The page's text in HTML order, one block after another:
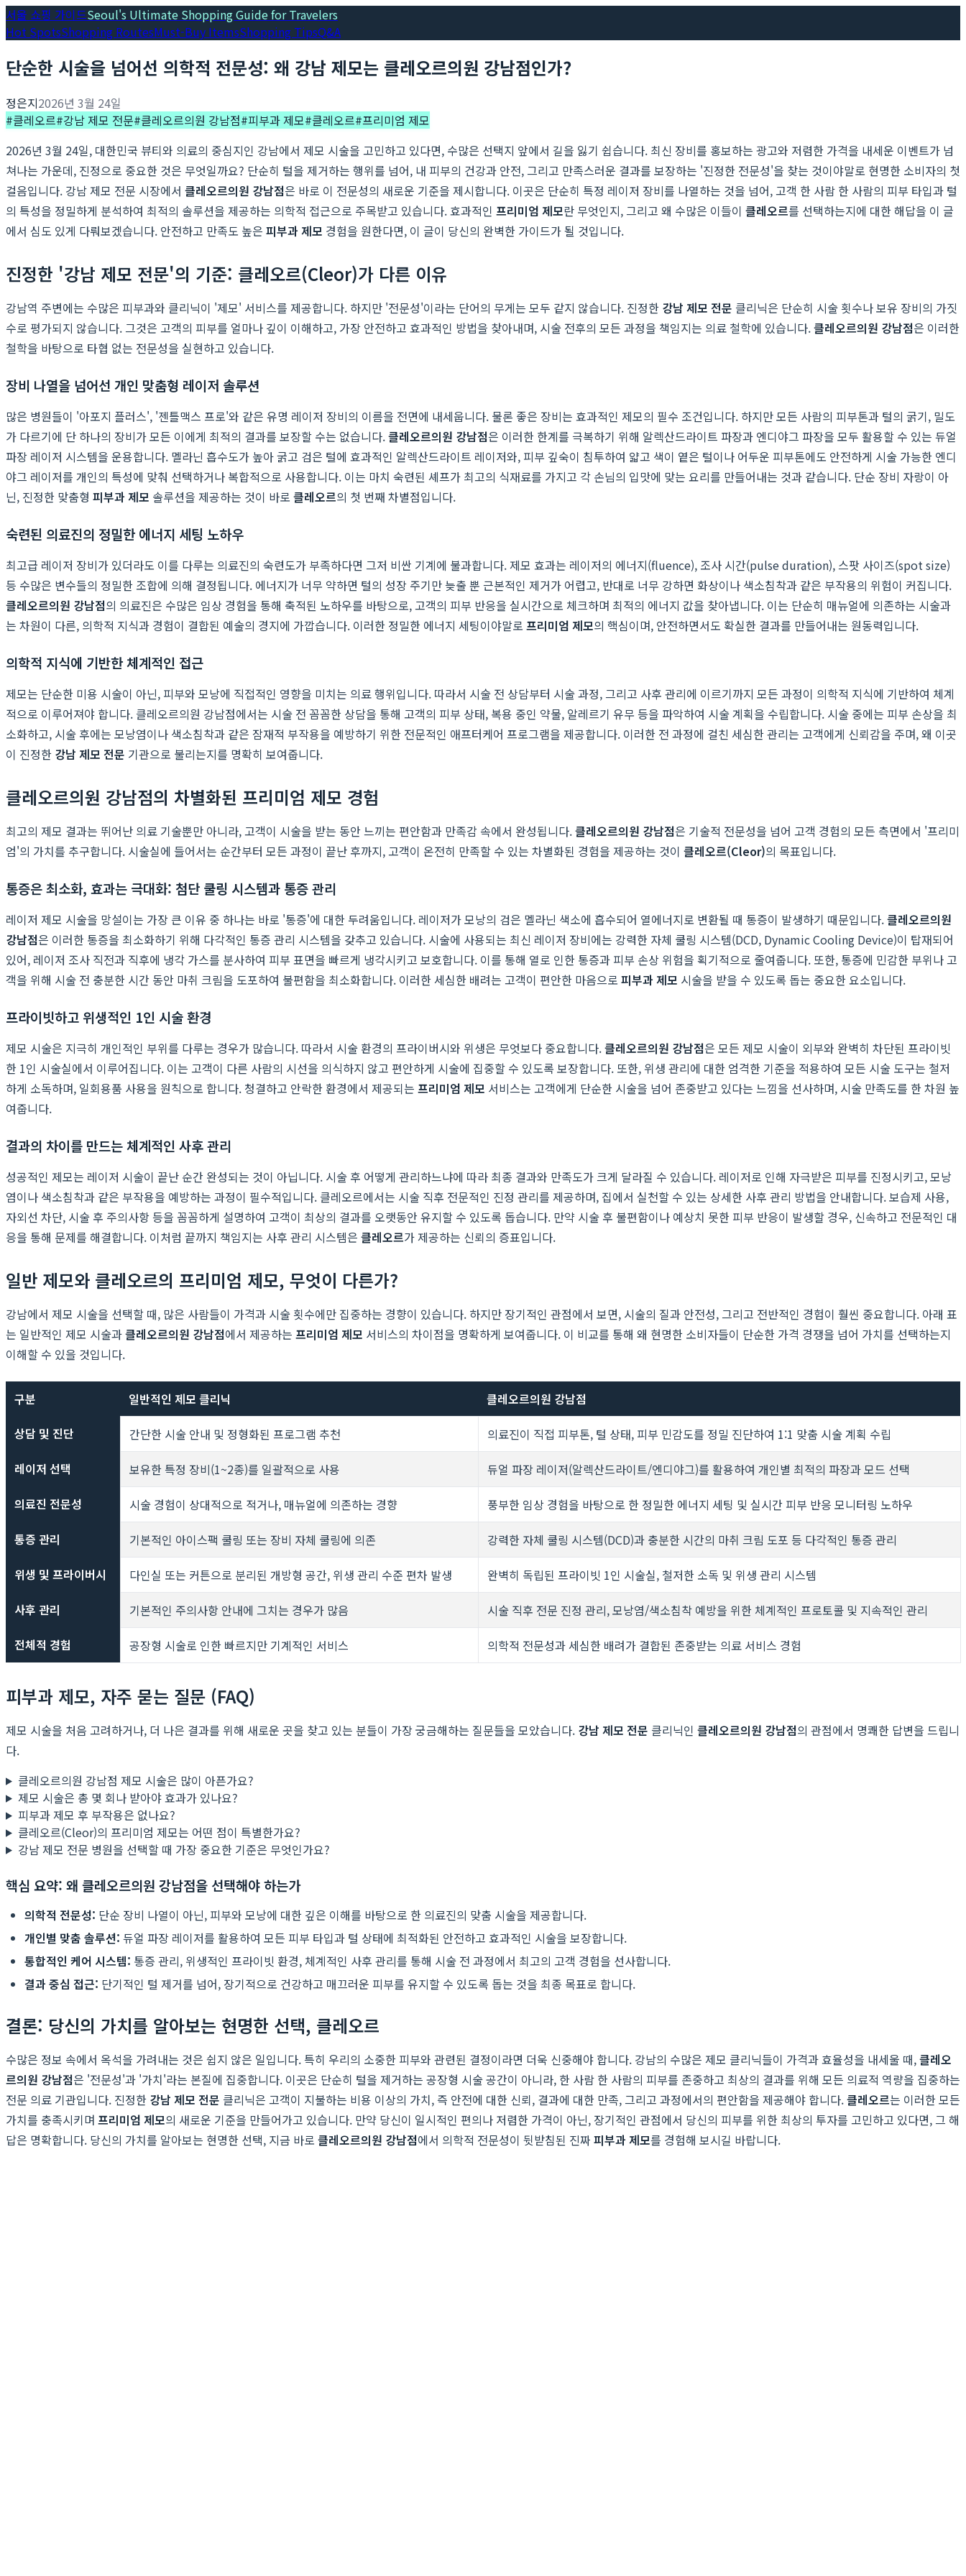
서울 쇼핑 가이드Seoul's Ultimate Shopping Guide for Travelers
Hot SpotsShopping RoutesMust-Buy ItemsShopping TipsQ&A
단순한 시술을 넘어선 의학적 전문성: 왜 강남 제모는 클레오르의원 강남점인가?
정은지2026년 3월 24일
#클레오르#강남 제모 전문#클레오르의원 강남점#피부과 제모#클레오르#프리미엄 제모
2026년 3월 24일, 대한민국 뷰티와 의료의 중심지인 강남에서 제모 시술을 고민하고 있다면, 수많은 선택지 앞에서 길을 잃기 쉽습니다. 최신 장비를 홍보하는 광고와 저렴한 가격을 내세운 이벤트가 넘
쳐나는 가운데, 진정으로 중요한 것은 무엇일까요? 단순히 털을 제거하는 행위를 넘어, 내 피부의 건강과 안전, 그리고 만족스러운 결과를 보장하는 '진정한 전문성'을 찾는 것이야말로 현명한 소비자의 첫
걸음입니다. 강남 제모 전문 시장에서 클레오르의원 강남점은 바로 이 전문성의 새로운 기준을 제시합니다. 이곳은 단순히 특정 레이저 장비를 나열하는 것을 넘어, 고객 한 사람 한 사람의 피부 타입과 털
의 특성을 정밀하게 분석하여 최적의 솔루션을 제공하는 의학적 접근으로 주목받고 있습니다. 효과적인 프리미엄 제모란 무엇인지, 그리고 왜 수많은 이들이 클레오르를 선택하는지에 대한 해답을 이 글
에서 심도 있게 다뤄보겠습니다. 안전하고 만족도 높은 피부과 제모 경험을 원한다면, 이 글이 당신의 완벽한 가이드가 될 것입니다.
진정한 '강남 제모 전문'의 기준: 클레오르(Cleor)가 다른 이유
강남역 주변에는 수많은 피부과와 클리닉이 '제모' 서비스를 제공합니다. 하지만 '전문성'이라는 단어의 무게는 모두 같지 않습니다. 진정한 강남 제모 전문 클리닉은 단순히 시술 횟수나 보유 장비의 가짓
수로 평가되지 않습니다. 그것은 고객의 피부를 얼마나 깊이 이해하고, 가장 안전하고 효과적인 방법을 찾아내며, 시술 전후의 모든 과정을 책임지는 의료 철학에 있습니다.클레오르의원 강남점은 이러한
철학을 바탕으로 타협 없는 전문성을 실현하고 있습니다.
장비 나열을 넘어선 개인 맞춤형 레이저 솔루션
많은 병원들이 '아포지 플러스', '젠틀맥스 프로'와 같은 유명 레이저 장비의 이름을 전면에 내세웁니다. 물론 좋은 장비는 효과적인 제모의 필수 조건입니다. 하지만 모든 사람의 피부톤과 털의 굵기, 밀도
가 다르기에 단 하나의 장비가 모든 이에게 최적의 결과를 보장할 수는 없습니다.클레오르의원 강남점은 이러한 한계를 극복하기 위해 알렉산드라이트 파장과 엔디야그 파장을 모두 활용할 수 있는 듀얼
파장 레이저 시스템을 운용합니다. 멜라닌 흡수도가 높아 굵고 검은 털에 효과적인 알렉산드라이트 레이저와, 피부 깊숙이 침투하여 얇고 색이 옅은 털이나 어두운 피부톤에도 안전하게 시술 가능한 엔디
야그 레이저를 개인의 특성에 맞춰 선택하거나 복합적으로 사용합니다. 이는 마치 숙련된 셰프가 최고의 식재료를 가지고 각 손님의 입맛에 맞는 요리를 만들어내는 것과 같습니다. 단순 장비 자랑이 아
닌, 진정한 맞춤형 피부과 제모 솔루션을 제공하는 것이 바로 클레오르의 첫 번째 차별점입니다.
숙련된 의료진의 정밀한 에너지 세팅 노하우
최고급 레이저 장비가 있더라도 이를 다루는 의료진의 숙련도가 부족하다면 그저 비싼 기계에 불과합니다. 제모 효과는 레이저의 에너지(fluence), 조사 시간(pulse duration), 스팟 사이즈(spot size)
등 수많은 변수들의 정밀한 조합에 의해 결정됩니다. 에너지가 너무 약하면 털의 성장 주기만 늦출 뿐 근본적인 제거가 어렵고, 반대로 너무 강하면 화상이나 색소침착과 같은 부작용의 위험이 커집니다.
클레오르의원 강남점의 의료진은 수많은 임상 경험을 통해 축적된 노하우를 바탕으로, 고객의 피부 반응을 실시간으로 체크하며 최적의 에너지 값을 찾아냅니다. 이는 단순히 매뉴얼에 의존하는 시술과
는 차원이 다른, 의학적 지식과 경험이 결합된 예술의 경지에 가깝습니다. 이러한 정밀한 에너지 세팅이야말로 프리미엄 제모의 핵심이며, 안전하면서도 확실한 결과를 만들어내는 원동력입니다.
의학적 지식에 기반한 체계적인 접근
제모는 단순한 미용 시술이 아닌, 피부와 모낭에 직접적인 영향을 미치는 의료 행위입니다. 따라서 시술 전 상담부터 시술 과정, 그리고 사후 관리에 이르기까지 모든 과정이 의학적 지식에 기반하여 체계
적으로 이루어져야 합니다. 클레오르의원 강남점에서는 시술 전 꼼꼼한 상담을 통해 고객의 피부 상태, 복용 중인 약물, 알레르기 유무 등을 파악하여 시술 계획을 수립합니다. 시술 중에는 피부 손상을 최
소화하고, 시술 후에는 모낭염이나 색소침착과 같은 잠재적 부작용을 예방하기 위한 전문적인 애프터케어 프로그램을 제공합니다. 이러한 전 과정에 걸친 세심한 관리는 고객에게 신뢰감을 주며, 왜 이곳
이 진정한 강남 제모 전문 기관으로 불리는지를 명확히 보여줍니다.
클레오르의원 강남점의 차별화된 프리미엄 제모 경험
최고의 제모 결과는 뛰어난 의료 기술뿐만 아니라, 고객이 시술을 받는 동안 느끼는 편안함과 만족감 속에서 완성됩니다.클레오르의원 강남점은 기술적 전문성을 넘어 고객 경험의 모든 측면에서 '프리미
엄'의 가치를 추구합니다. 시술실에 들어서는 순간부터 모든 과정이 끝난 후까지, 고객이 온전히 만족할 수 있는 차별화된 경험을 제공하는 것이 클레오르(Cleor)의 목표입니다.
통증은 최소화, 효과는 극대화: 첨단 쿨링 시스템과 통증 관리
레이저 제모 시술을 망설이는 가장 큰 이유 중 하나는 바로 '통증'에 대한 두려움입니다. 레이저가 모낭의 검은 멜라닌 색소에 흡수되어 열에너지로 변환될 때 통증이 발생하기 때문입니다.클레오르의원
강남점은 이러한 통증을 최소화하기 위해 다각적인 통증 관리 시스템을 갖추고 있습니다. 시술에 사용되는 최신 레이저 장비에는 강력한 자체 쿨링 시스템(DCD, Dynamic Cooling Device)이 탑재되어
있어, 레이저 조사 직전과 직후에 냉각 가스를 분사하여 피부 표면을 빠르게 냉각시키고 보호합니다. 이를 통해 열로 인한 통증과 피부 손상 위험을 획기적으로 줄여줍니다. 또한, 통증에 민감한 부위나 고
객을 위해 시술 전 충분한 시간 동안 마취 크림을 도포하여 불편함을 최소화합니다. 이러한 세심한 배려는 고객이 편안한 마음으로 피부과 제모 시술을 받을 수 있도록 돕는 중요한 요소입니다.
프라이빗하고 위생적인 1인 시술 환경
제모 시술은 지극히 개인적인 부위를 다루는 경우가 많습니다. 따라서 시술 환경의 프라이버시와 위생은 무엇보다 중요합니다.클레오르의원 강남점은 모든 제모 시술이 외부와 완벽히 차단된 프라이빗
한 1인 시술실에서 이루어집니다. 이는 고객이 다른 사람의 시선을 의식하지 않고 편안하게 시술에 집중할 수 있도록 보장합니다. 또한, 위생 관리에 대한 엄격한 기준을 적용하여 모든 시술 도구는 철저
하게 소독하며, 일회용품 사용을 원칙으로 합니다. 청결하고 안락한 환경에서 제공되는 프리미엄 제모 서비스는 고객에게 단순한 시술을 넘어 존중받고 있다는 느낌을 선사하며, 시술 만족도를 한 차원 높
여줍니다.
결과의 차이를 만드는 체계적인 사후 관리
성공적인 제모는 레이저 시술이 끝난 순간 완성되는 것이 아닙니다. 시술 후 어떻게 관리하느냐에 따라 최종 결과와 만족도가 크게 달라질 수 있습니다. 레이저로 인해 자극받은 피부를 진정시키고, 모낭
염이나 색소침착과 같은 부작용을 예방하는 과정이 필수적입니다. 클레오르에서는 시술 직후 전문적인 진정 관리를 제공하며, 집에서 실천할 수 있는 상세한 사후 관리 방법을 안내합니다. 보습제 사용,
자외선 차단, 시술 후 주의사항 등을 꼼꼼하게 설명하여 고객이 최상의 결과를 오랫동안 유지할 수 있도록 돕습니다. 만약 시술 후 불편함이나 예상치 못한 피부 반응이 발생할 경우, 신속하고 전문적인 대
응을 통해 문제를 해결합니다. 이처럼 끝까지 책임지는 사후 관리 시스템은 클레오르가 제공하는 신뢰의 증표입니다.
일반 제모와 클레오르의 프리미엄 제모, 무엇이 다른가?
강남에서 제모 시술을 선택할 때, 많은 사람들이 가격과 시술 횟수에만 집중하는 경향이 있습니다. 하지만 장기적인 관점에서 보면, 시술의 질과 안전성, 그리고 전반적인 경험이 훨씬 중요합니다. 아래 표
는 일반적인 제모 시술과클레오르의원 강남점에서 제공하는 프리미엄 제모 서비스의 차이점을 명확하게 보여줍니다. 이 비교를 통해 왜 현명한 소비자들이 단순한 가격 경쟁을 넘어 가치를 선택하는지
이해할 수 있을 것입니다.
구분 일반적인 제모 클리닉
클레오르의원 강남점
상담 및 진단
간단한 시술 안내 및 정형화된 프로그램 추천
의료진이 직접 피부톤, 털 상태, 피부 민감도를 정밀 진단하여 1:1 맞춤 시술 계획 수립
레이저 선택
보유한 특정 장비(1~2종)를 일괄적으로 사용
듀얼 파장 레이저(알렉산드라이트/엔디야그)를 활용하여 개인별 최적의 파장과 모드 선택
의료진 전문성
시술 경험이 상대적으로 적거나, 매뉴얼에 의존하는 경향
풍부한 임상 경험을 바탕으로 한 정밀한 에너지 세팅 및 실시간 피부 반응 모니터링 노하우
통증 관리
기본적인 아이스팩 쿨링 또는 장비 자체 쿨링에 의존
강력한 자체 쿨링 시스템(DCD)과 충분한 시간의 마취 크림 도포 등 다각적인 통증 관리
위생 및 프라이버시
다인실 또는 커튼으로 분리된 개방형 공간, 위생 관리 수준 편차 발생
완벽히 독립된 프라이빗 1인 시술실, 철저한 소독 및 위생 관리 시스템
사후 관리
기본적인 주의사항 안내에 그치는 경우가 많음
시술 직후 전문 진정 관리, 모낭염/색소침착 예방을 위한 체계적인 프로토콜 및 지속적인 관리
전체적 경험
공장형 시술로 인한 빠르지만 기계적인 서비스 의학적 전문성과 세심한 배려가 결합된 존중받는 의료 서비스 경험
피부과 제모, 자주 묻는 질문 (FAQ)
제모 시술을 처음 고려하거나, 더 나은 결과를 위해 새로운 곳을 찾고 있는 분들이 가장 궁금해하는 질문들을 모았습니다. 강남 제모 전문 클리닉인 클레오르의원 강남점의 관점에서 명쾌한 답변을 드립니
다.
클레오르의원 강남점 제모 시술은 많이 아픈가요?
제모 시술은 총 몇 회나 받아야 효과가 있나요?
피부과 제모 후 부작용은 없나요?
클레오르(Cleor)의 프리미엄 제모는 어떤 점이 특별한가요?
강남 제모 전문 병원을 선택할 때 가장 중요한 기준은 무엇인가요?
핵심 요약: 왜 클레오르의원 강남점을 선택해야 하는가
의학적 전문성: 단순 장비 나열이 아닌, 피부와 모낭에 대한 깊은 이해를 바탕으로 한 의료진의 맞춤 시술을 제공합니다.
개인별 맞춤 솔루션: 듀얼 파장 레이저를 활용하여 모든 피부 타입과 털 상태에 최적화된 안전하고 효과적인 시술을 보장합니다.
통합적인 케어 시스템: 통증 관리, 위생적인 프라이빗 환경, 체계적인 사후 관리를 통해 시술 전 과정에서 최고의 고객 경험을 선사합니다.
결과 중심 접근: 단기적인 털 제거를 넘어, 장기적으로 건강하고 매끄러운 피부를 유지할 수 있도록 돕는 것을 최종 목표로 합니다.
결론: 당신의 가치를 알아보는 현명한 선택, 클레오르
수많은 정보 속에서 옥석을 가려내는 것은 쉽지 않은 일입니다. 특히 우리의 소중한 피부와 관련된 결정이라면 더욱 신중해야 합니다. 강남의 수많은 제모 클리닉들이 가격과 효율성을 내세울 때,클레오
르의원 강남점은 '전문성'과 '가치'라는 본질에 집중합니다. 이곳은 단순히 털을 제거하는 공장형 시술 공간이 아니라, 한 사람 한 사람의 피부를 존중하고 최상의 결과를 위해 모든 의료적 역량을 집중하는
전문 의료 기관입니다. 진정한 강남 제모 전문 클리닉은 고객이 지불하는 비용 이상의 가치, 즉 안전에 대한 신뢰, 결과에 대한 만족, 그리고 과정에서의 편안함을 제공해야 합니다.클레오르는 이러한 모든
가치를 충족시키며 프리미엄 제모의 새로운 기준을 만들어가고 있습니다. 만약 당신이 일시적인 편의나 저렴한 가격이 아닌, 장기적인 관점에서 당신의 피부를 위한 최상의 투자를 고민하고 있다면, 그 해
답은 명확합니다. 당신의 가치를 알아보는 현명한 선택, 지금 바로 클레오르의원 강남점에서 의학적 전문성이 뒷받침된 진짜 피부과 제모를 경험해 보시길 바랍니다.